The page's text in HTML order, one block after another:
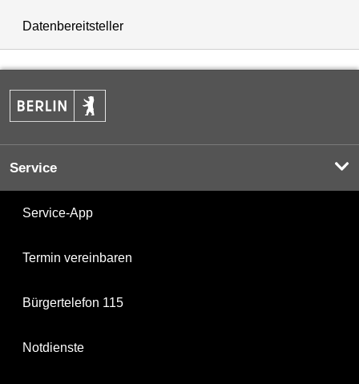
Datenbereitsteller
Service
Service-App
Termin vereinbaren
Bürgertelefon 115
Notdienste